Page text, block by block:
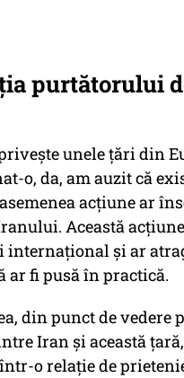
purtătorului
privește unele țări din
o, da, am auzit că
acțiune ar
Această
internațional și ar
ar fi pusă în practică.
din punct de
Iran și această
o relație de